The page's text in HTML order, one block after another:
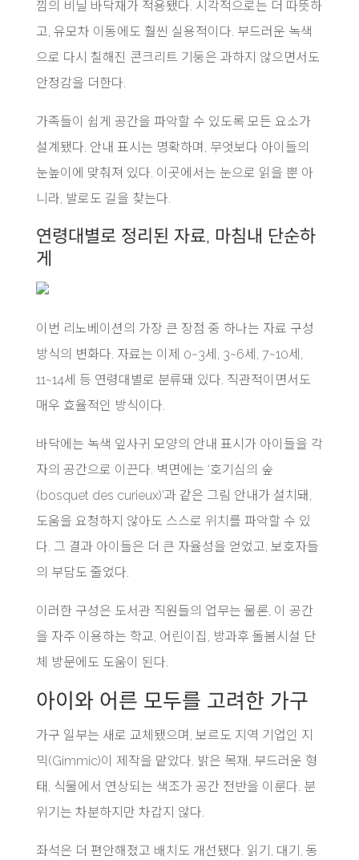
낌의 비닐 바닥재가 적용됐다. 시각적으로는 더 따뜻하
고, 유모차 이동에도 훨씬 실용적이다. 부드러운 녹색
으로 다시 칠해진 콘크리트 기둥은 과하지 않으면서도
안정감을 더한다.
가족들이 쉽게 공간을 파악할 수 있도록 모든 요소가
설계됐다. 안내 표시는 명확하며, 무엇보다 아이들의
눈높이에 맞춰져 있다. 이곳에서는 눈으로 읽을 뿐 아
니라, 발로도 길을 찾는다.
연령대별로 정리된 자료, 마침내 단순하
게
이번 리노베이션의 가장 큰 장점 중 하나는 자료 구성
방식의 변화다. 자료는 이제 0~3세, 3~6세, 7~10세,
11~14세 등 연령대별로 분류돼 있다. 직관적이면서도
매우 효율적인 방식이다.
바닥에는 녹색 잎사귀 모양의 안내 표시가 아이들을 각
자의 공간으로 이끈다. 벽면에는 ‘호기심의 숲
(bosquet des curieux)’과 같은 그림 안내가 설치돼,
도움을 요청하지 않아도 스스로 위치를 파악할 수 있
다. 그 결과 아이들은 더 큰 자율성을 얻었고, 보호자들
의 부담도 줄었다.
이러한 구성은 도서관 직원들의 업무는 물론, 이 공간
을 자주 이용하는 학교, 어린이집, 방과후 돌봄시설 단
체 방문에도 도움이 된다.
아이와 어른 모두를 고려한 가구
가구 일부는 새로 교체됐으며, 보르도 지역 기업인 지
믹(Gimmic)이 제작을 맡았다. 밝은 목재, 부드러운 형
태, 식물에서 연상되는 색조가 공간 전반을 이룬다. 분
위기는 차분하지만 차갑지 않다.
좌석은 더 편안해졌고 배치도 개선됐다. 읽기, 대기, 동